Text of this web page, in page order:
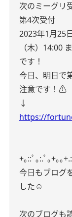
次のミーグリ
第4次受付
2023年1月25
（木）14:00
です！
今日、明日で
注意です！⚠️
↓
https://
+｡::ﾟ｡:.ﾟ｡+｡｡
今日もブログ
した☺︎
次のブログも